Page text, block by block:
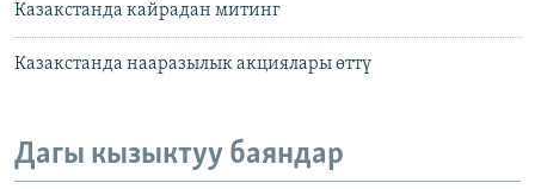
Казакстанда кайрадан митинг
Казакстанда нааразылык акциялары өттү
Дагы кызыктуу баяндар